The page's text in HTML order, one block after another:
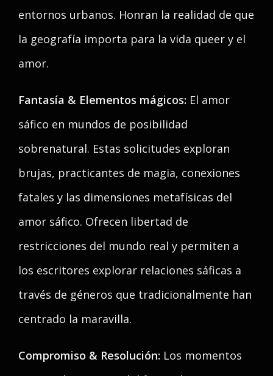
entornos urbanos. Honran la realidad de que
la geografía importa para la vida queer y el
amor.
Fantasía & Elementos mágicos: El amor
sáfico en mundos de posibilidad
sobrenatural. Estas solicitudes exploran
brujas, practicantes de magia, conexiones
fatales y las dimensiones metafísicas del
amor sáfico. Ofrecen libertad de
restricciones del mundo real y permiten a
los escritores explorar relaciones sáficas a
través de géneros que tradicionalmente han
centrado la maravilla.
Compromiso & Resolución: Los momentos